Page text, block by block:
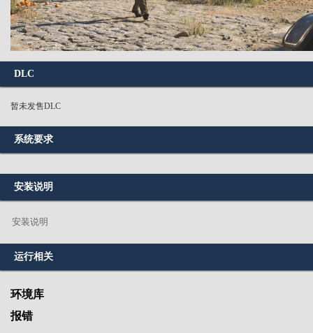
DLC
暂未发售DLC
系统要求
安装说明
安装说明
运行相关
环境库
报错